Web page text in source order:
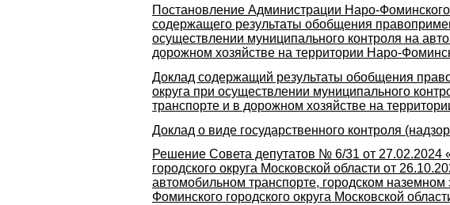
Постановление Администрации Наро-
содержащего результаты обобщения
осуществлении муниципального контроля на
дорожном хозяйстве на территории Наро-
Доклад содержащий результаты обобщения
округа при осуществлении муниципального
транспорте и в дорожном хозяйстве на
Доклад о виде государственного контроля
Решение Совета депутатов № 6/31 от
городского округа Московской области от
автомобильном транспорте, городском
Фоминского городского округа Московской